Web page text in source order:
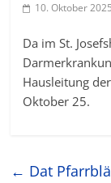
10. Oktober 2025
Da im St.
Hausleitung
Oktober 25.
← Dat